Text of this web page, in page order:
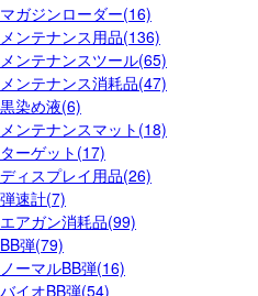
マガジンローダー(16)
メンテナンス用品(136)
メンテナンスツール(65)
メンテナンス消耗品(47)
黒染め液(6)
メンテナンスマット(18)
ターゲット(17)
ディスプレイ用品(26)
弾速計(7)
エアガン消耗品(99)
BB弾(79)
ノーマルBB弾(16)
バイオBB弾(54)